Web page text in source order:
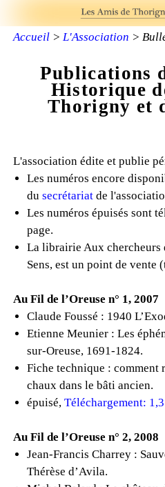
Accueil> L'Association >
Publications
Historique
Thorigny et
L'association édite et publie
Les numéros encore
du secrétariatde
Les numéros épuisés sont
page.
La librairie Aux chercheurs
Sens, est un point de vente
Au Fil de l’Oreuse n° 1, 2007
Claude Foussé : 1940
Etienne Meunier : Les
sur-Oreuse, 1691-1824.
Fiche technique : comment
chaux dans le bâti ancien.
épuisé, Téléchargement:
Au Fil de l’Oreuse n° 2, 2008
Jean-Francis Charrey :
Thérèse d’Avila.